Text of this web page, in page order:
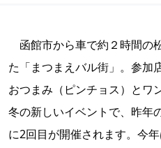
函館市から車で約２時間の
た「まつまえバル街」。参加
おつまみ（ピンチョス）とワ
冬の新しいイベントで、昨年
に2回目が開催されます。今